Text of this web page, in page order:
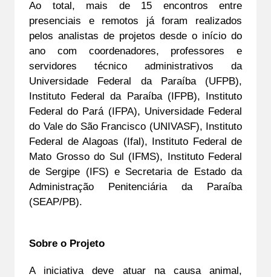
Ao total, mais de 15 encontros entre
presenciais e remotos já foram realizados
pelos analistas de projetos desde o início do
ano com coordenadores, professores e
Universidade Federal da Paraíba (UFPB),
Instituto Federal da Paraíba (IFPB), Instituto
Federal do Pará (IFPA), Universidade Federal
do Vale do São Francisco (UNIVASF), Instituto
Federal de Alagoas (Ifal), Instituto Federal de
Mato Grosso do Sul (IFMS), Instituto Federal
de Sergipe (IFS) e Secretaria de Estado da
Administração Penitenciária da Paraíba
(SEAP/PB).
Sobre o Projeto
A iniciativa deve atuar na causa animal,